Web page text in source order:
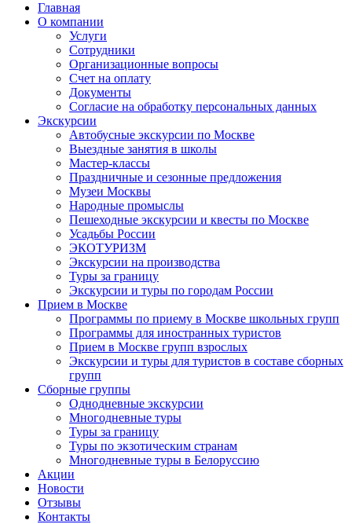
Главная
О компании
Услуги
Сотрудники
Организационные вопросы
Счет на оплату
Документы
Согласие на обработку персональных данных
Экскурсии
Автобусные экскурсии по Москве
Выездные занятия в школы
Мастер-классы
Праздничные и сезонные предложения
Музеи Москвы
Народные промыслы
Пешеходные экскурсии и квесты по Москве
Усадьбы России
ЭКОТУРИЗМ
Экскурсии на производства
Туры за границу
Экскурсии и туры по городам России
Прием в Москве
Программы по приему в Москве школьных групп
Программы для иностранных туристов
Прием в Москве групп взрослых
Экскурсии и туры для туристов в составе сборных
групп
Сборные группы
Однодневные экскурсии
Многодневные туры
Туры за границу
Туры по экзотическим странам
Многодневные туры в Белоруссию
Акции
Новости
Отзывы
Контакты